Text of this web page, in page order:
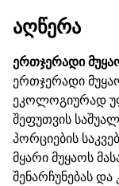
ᲐᲦᲬᲔᲠᲐ
ერთჯერადი
ერთჯერადი
ეკოლოგიურად
შეფუთვის
პორციების
მყარი მუყაოს
შენარჩუნებას